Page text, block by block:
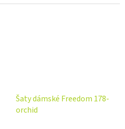
Šaty dámské Freedom 178-
orchid